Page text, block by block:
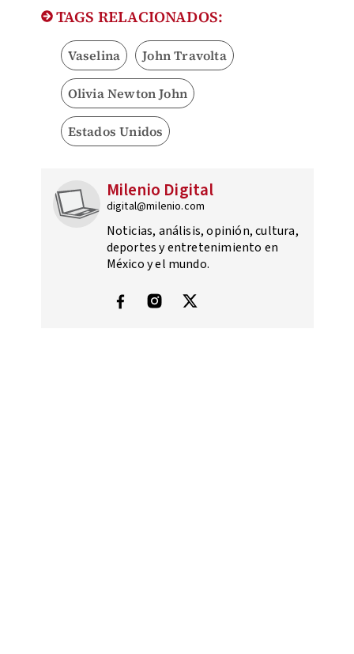
TAGS RELACIONADOS:
Vaselina John Travolta
Olivia Newton John
Estados Unidos
Milenio Digital
digital@milenio.com
Noticias, análisis, opinión, cultura,
deportes y entretenimiento en
México y el mundo.